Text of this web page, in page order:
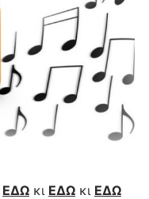
ΕΔΩκι ΕΔΩκι ΕΔΩ